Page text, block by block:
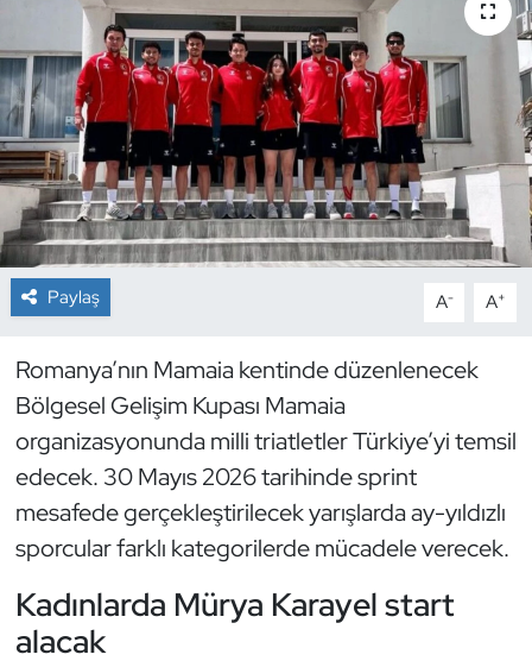
Paylaş A- A+
Romanya’nın Mamaia kentinde düzenlenecek
Bölgesel Gelişim Kupası Mamaia
organizasyonunda milli triatletler Türkiye’yi temsil
edecek. 30 Mayıs 2026 tarihinde sprint
mesafede gerçekleştirilecek yarışlarda ay-yıldızlı
sporcular farklı kategorilerde mücadele verecek.
Kadınlarda Mürya Karayel start
alacak
Buz Hokeyi
Buz Pateni
Çim Hokeyi
Cimnastik
Curling
Dağcılık
Dans Sporları
Dövüş Sanatı
E-Spor
Eskrim
Futbol